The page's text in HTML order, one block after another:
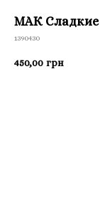
МАК Сладкие
1390430
450,00 грн